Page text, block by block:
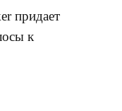
придает
к